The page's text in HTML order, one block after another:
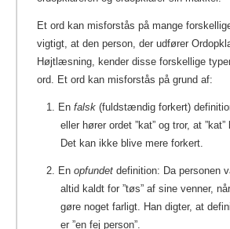
Et ord kan misforstås på mange
vigtigt, at den person, der udfører
Højtlæsning, kender disse forskellige
ord. Et ord kan misforstås på grund af:
1. En falsk (fuldstændig forkert)
eller hører ordet ”kat” og tror, at ”kat”
Det kan ikke blive mere forkert.
2. En opfundet definition: Da personen
altid kaldt for ”tøs” af sine venner,
gøre noget farligt. Han digter, at
er ”en fej person”.